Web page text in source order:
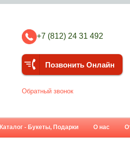
+7 (812) 24 31 492
Позвонить Онлайн
Обратный звонок
Каталог - Букеты, Подарки О нас